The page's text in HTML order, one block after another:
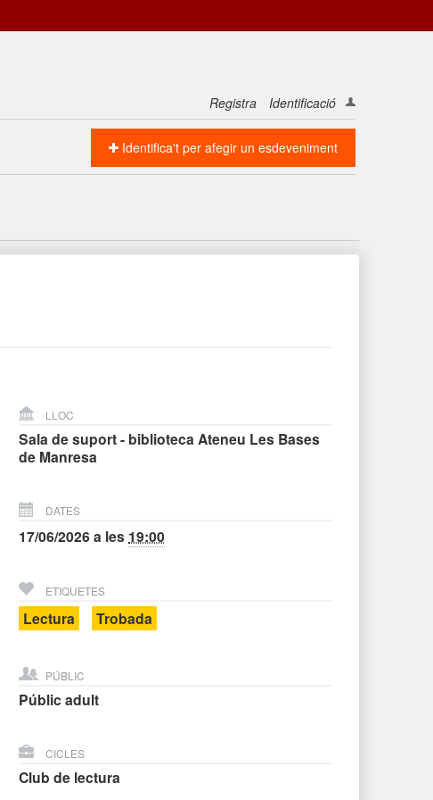
Identificació
Registra
Identifica't per afegir un esdeveniment
LLOC
Sala de suport - biblioteca Ateneu Les Bases
de Manresa
DATES
17/06/2026a les 19:00
ETIQUETES
Lectura Trobada
PÚBLIC
Públic adult
CICLES
Club de lectura